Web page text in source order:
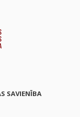
SAVIENĪBA